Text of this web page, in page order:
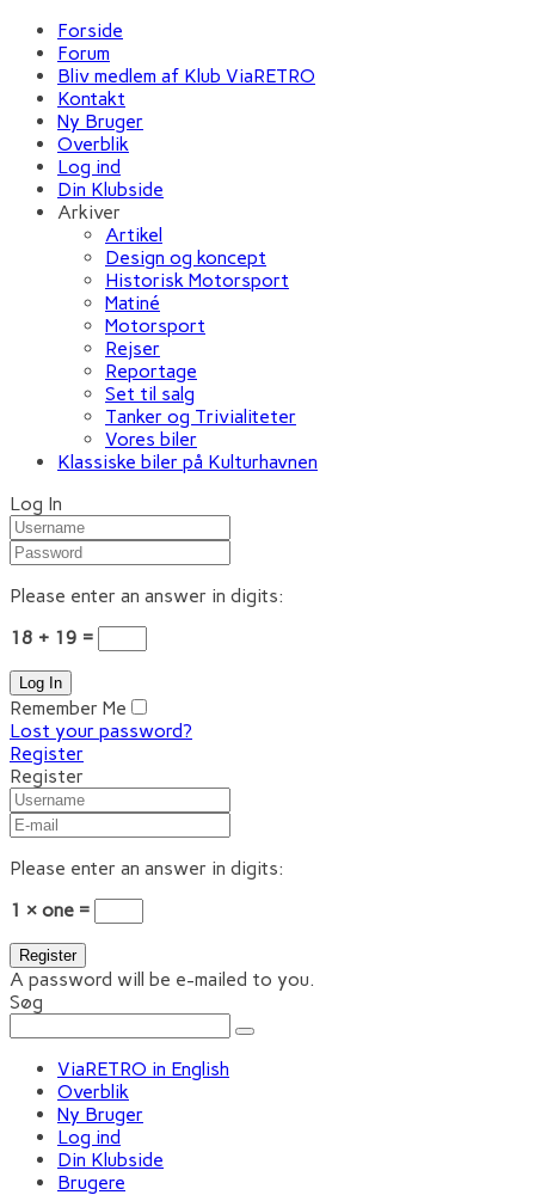
Forside
Forum
Bliv medlem af Klub ViaRETRO
Kontakt
Ny Bruger
Overblik
Log ind
Din Klubside
Arkiver
Artikel
Design og koncept
Historisk Motorsport
Matiné
Motorsport
Rejser
Reportage
Set til salg
Tanker og Trivialiteter
Vores biler
Klassiske biler på Kulturhavnen
Log In
Please enter an answer in digits:
18 + 19 =
Remember Me
Lost your password?
Register
Register
Please enter an answer in digits:
1 × one =
A password will be e-mailed to you.
Søg
ViaRETRO in English
Overblik
Ny Bruger
Log ind
Din Klubside
Brugere